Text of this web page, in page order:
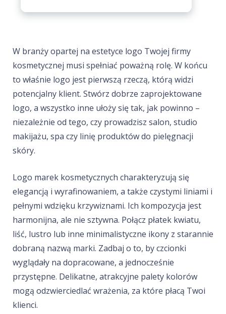
W branży opartej na estetyce logo Twojej firmy
kosmetycznej musi spełniać poważną rolę. W końcu
to właśnie logo jest pierwszą rzeczą, którą widzi
potencjalny klient. Stwórz dobrze zaprojektowane
logo, a wszystko inne ułoży się tak, jak powinno –
niezależnie od tego, czy prowadzisz salon, studio
makijażu, spa czy linię produktów do pielęgnacji
skóry.
Logo marek kosmetycznych charakteryzują się
elegancją i wyrafinowaniem, a także czystymi liniami i
pełnymi wdzięku krzywiznami. Ich kompozycja jest
harmonijna, ale nie sztywna. Połącz płatek kwiatu,
liść, lustro lub inne minimalistyczne ikony z starannie
dobraną nazwą marki. Zadbaj o to, by czcionki
wyglądały na dopracowane, a jednocześnie
przystępne. Delikatne, atrakcyjne palety kolorów
mogą odzwierciedlać wrażenia, za które płacą Twoi
klienci.